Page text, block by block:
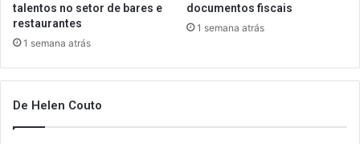
talentos no setor de bares e
restaurantes
1 semana atrás
documentos fiscais
1 semana atrás
De Helen Couto